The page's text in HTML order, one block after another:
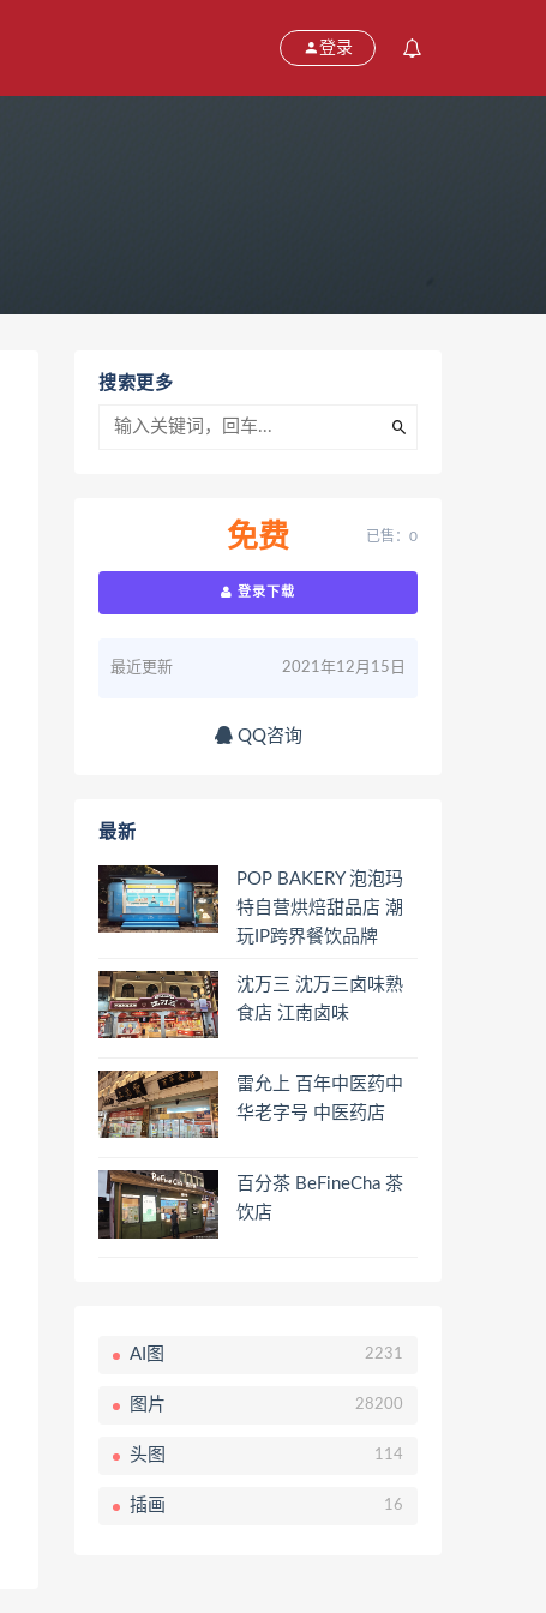
登录
搜索更多
免费 已售：0
登录下载
最近更新 2021年12月15日
QQ咨询
最新
POP BAKERY 泡泡玛
特自营烘焙甜品店 潮
玩IP跨界餐饮品牌
沈万三 沈万三卤味熟
食店 江南卤味
雷允上 百年中医药中
华老字号 中医药店
百分茶 BeFineCha 茶
饮店
AI图 2231
图片 28200
头图 114
插画 16